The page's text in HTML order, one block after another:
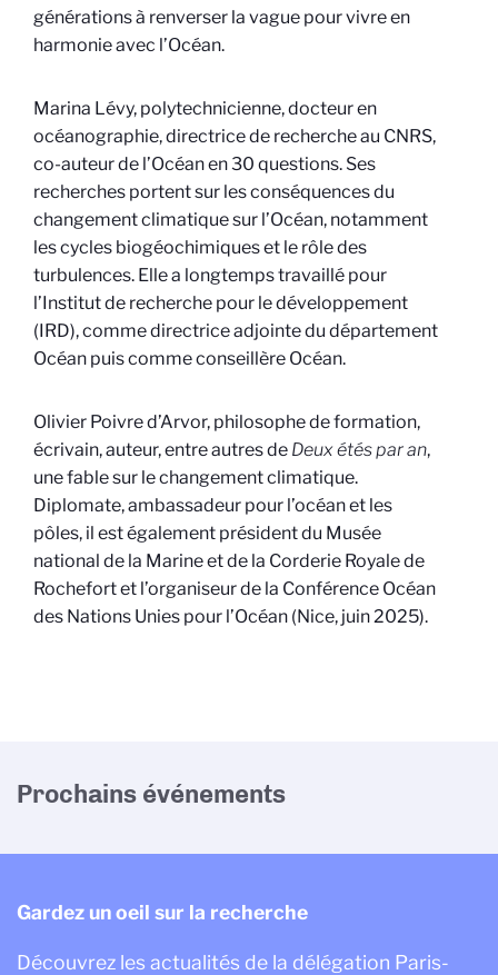
générations à renverser la vague pour vivre en
harmonie avec l’Océan.
Marina Lévy, polytechnicienne, docteur en
océanographie, directrice de recherche au CNRS,
co-auteur de l’Océan en 30 questions. Ses
recherches portent sur les conséquences du
changement climatique sur l’Océan, notamment
les cycles biogéochimiques et le rôle des
turbulences. Elle a longtemps travaillé pour
l’Institut de recherche pour le développement
(IRD), comme directrice adjointe du département
Océan puis comme conseillère Océan.
Olivier Poivre d’Arvor, philosophe de formation,
écrivain, auteur, entre autres de Deux étés par an,
une fable sur le changement climatique.
Diplomate, ambassadeur pour l’océan et les
pôles, il est également président du Musée
national de la Marine et de la Corderie Royale de
Rochefort et l’organiseur de la Conférence Océan
des Nations Unies pour l’Océan (Nice, juin 2025).
Prochains événements
Gardez un oeil sur la recherche
Découvrez les actualités de la délégation Paris-